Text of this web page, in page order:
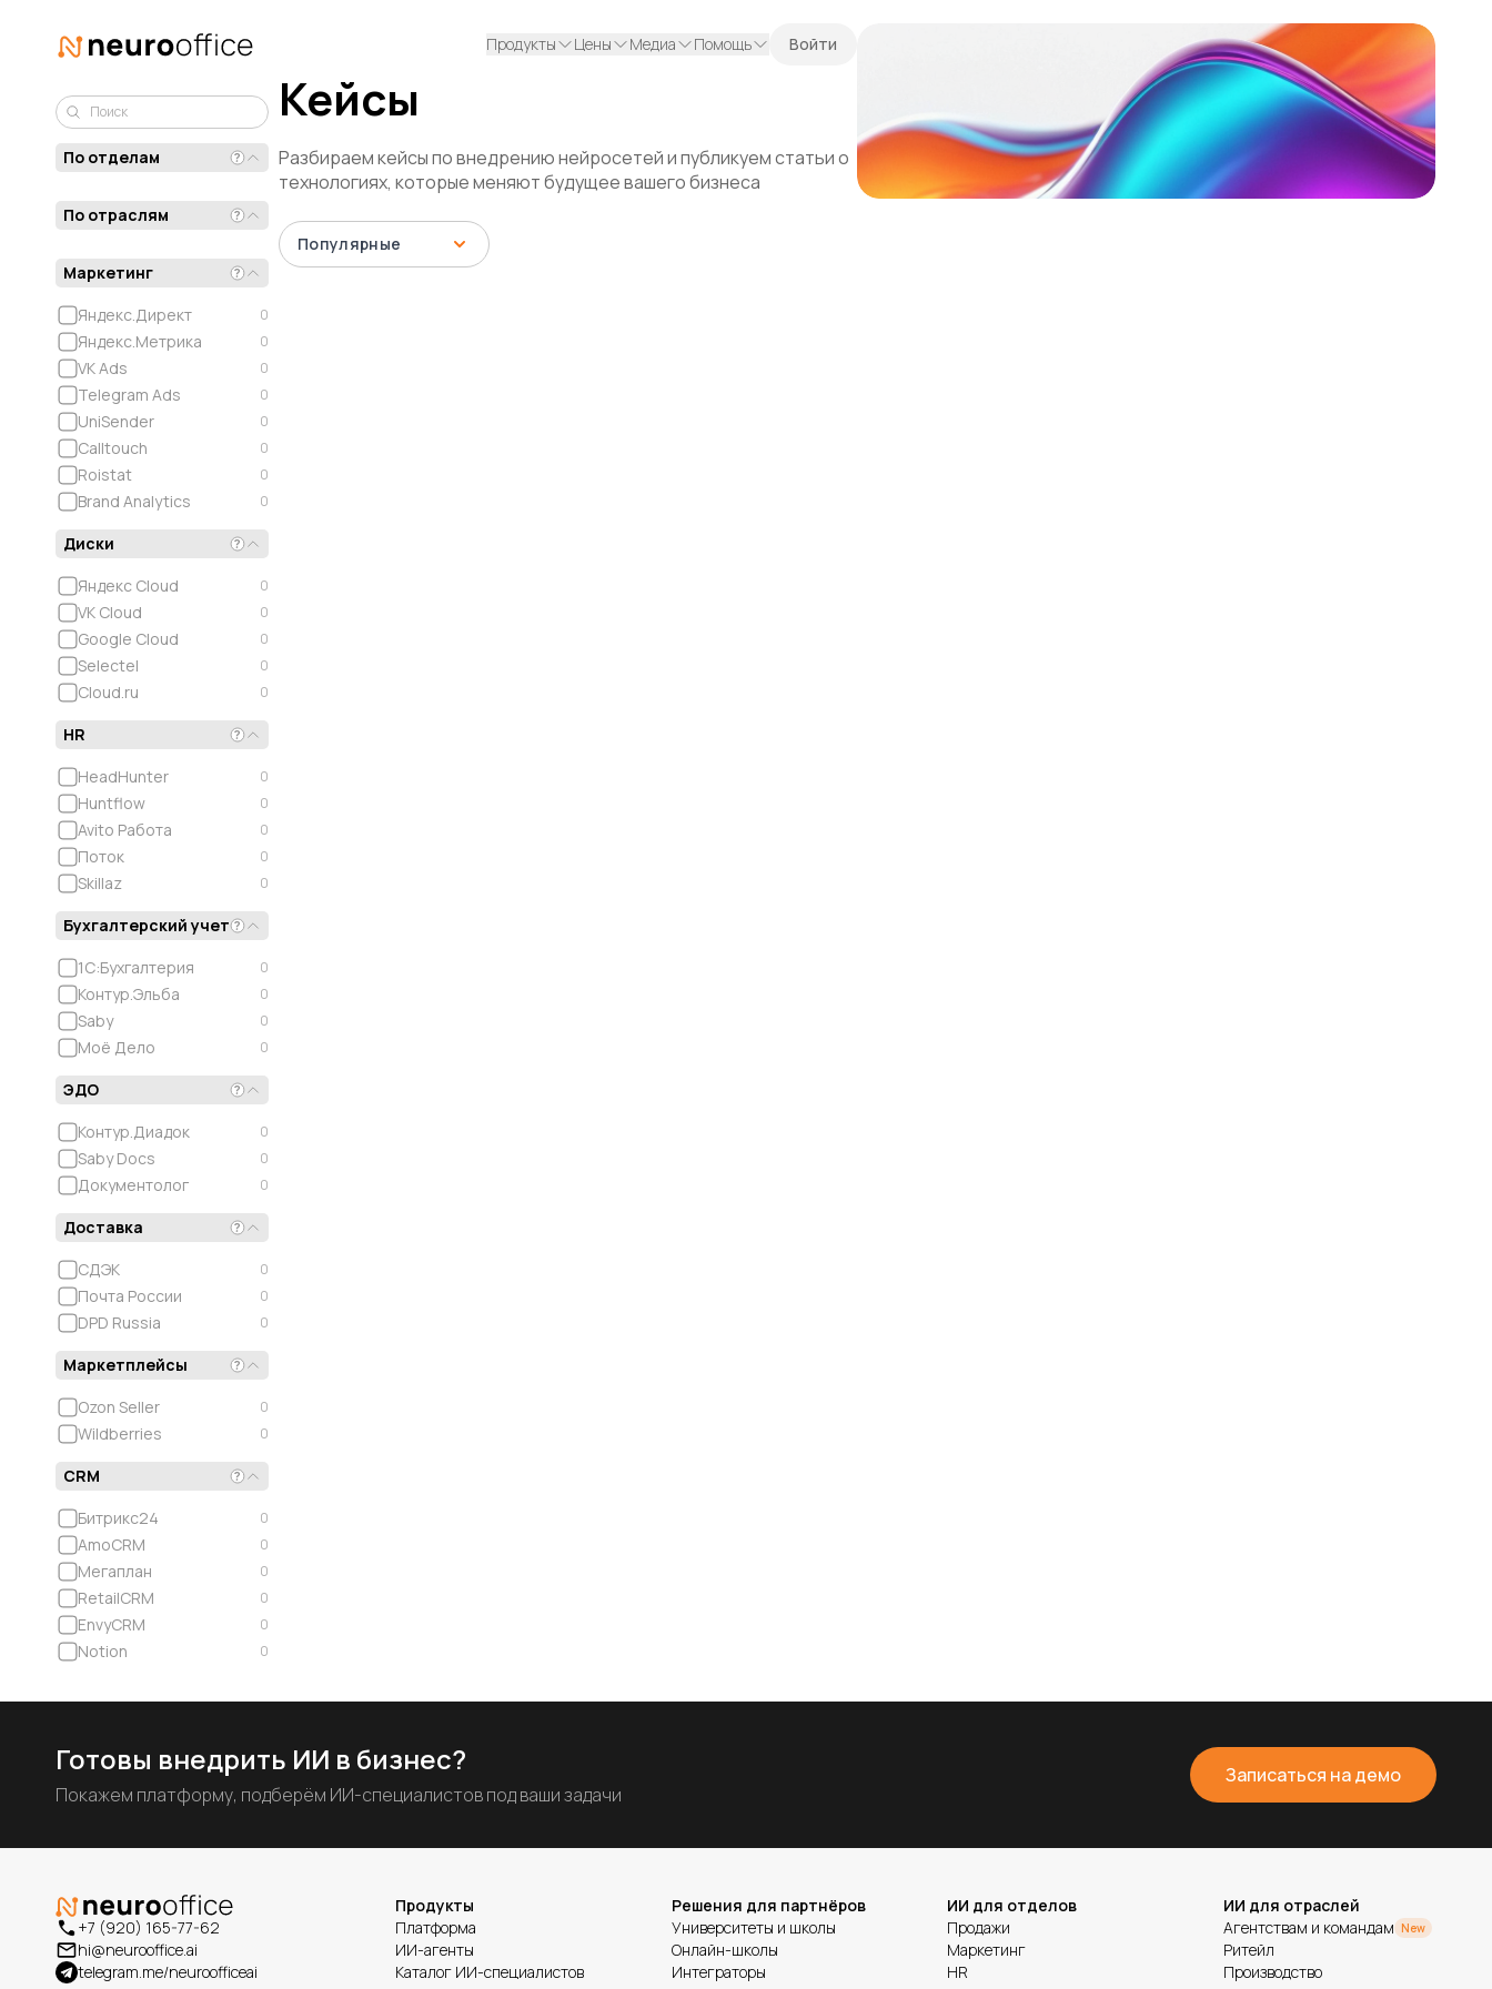
По отделам
По отраслям
Маркетинг
Яндекс.Директ
0
Яндекс.Метрика 0
VK Ads 0
Telegram Ads 0
UniSender 0
Calltouch 0
Roistat 0
Brand Analytics 0
Диски
Яндекс Cloud
0
VK Cloud 0
Google Cloud 0
Selectel 0
Cloud.ru 0
HR
HeadHunter
0
Huntflow 0
Avito Работа 0
Поток 0
Skillaz 0
Бухгалтерский учет
1С:Бухгалтерия
0
Контур.Эльба 0
Saby 0
Моё Дело 0
ЭДО
Контур.Диадок
0
Saby Docs 0
Документолог 0
Доставка
СДЭК
0
Почта России 0
DPD Russia 0
Маркетплейсы
Ozon Seller
0
Wildberries 0
CRM
Битрикс24
0
AmoCRM 0
Мегаплан 0
RetailCRM 0
EnvyCRM 0
Notion 0
Продукты Цены Медиа Помощь Войти
Кейсы
Разбираем кейсы по внедрению нейросетей и публикуем статьи о
технологиях, которые меняют будущее вашего бизнеса
Популярные
Готовы внедрить ИИ в бизнес?
Покажем платформу, подберём ИИ-специалистов под ваши задачи
Записаться на демо
+7 (920) 165-77-62
hi@neurooffice.ai
telegram.me/neuroofficeai
Продукты
Платформа
ИИ-агенты
Каталог ИИ-специалистов
Решения для партнёров
Университеты и школы
Онлайн-школы
Интеграторы
ИИ для отделов
Продажи
Маркетинг
HR
ИИ для отраслей
Агентствам и командам New
Ритейл
Производство